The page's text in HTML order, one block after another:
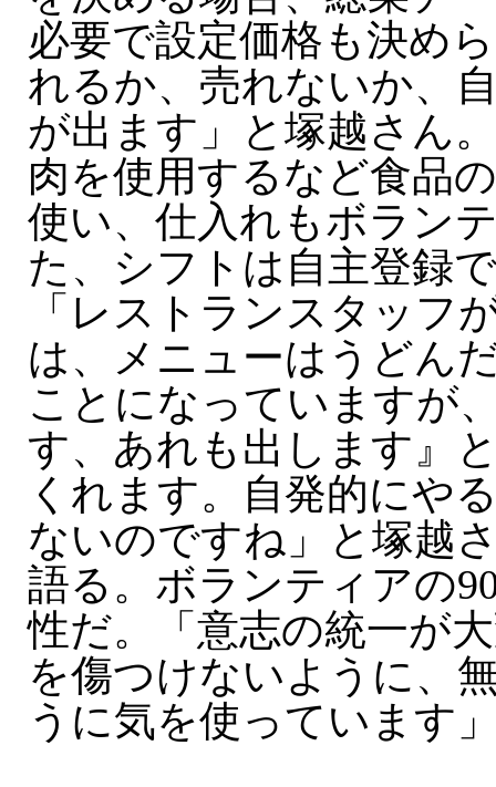
必要で設定価格も決め
れるか、売れないか、
が出ます」と塚越さん
肉を使用するなど食品
使い、仕入れもボラン
た、シフトは自主登録
「レストランスタッフ
は、メニューはうどん
ことになっていますが
す、あれも出します』
くれます。自発的にや
ないのですね」と塚越
語る。ボランティアの
性だ。「意志の統一が
を傷つけないように、
うに気を使っています